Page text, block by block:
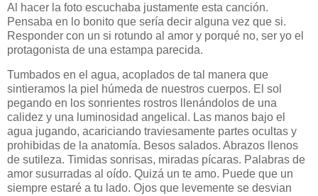
Al hacer la foto escuchaba justamente esta canción.
Pensaba en lo bonito que sería decir alguna vez que si.
Responder con un si rotundo al amor y porqué no, ser yo el
protagonista de una estampa parecida.
Tumbados en el agua, acoplados de tal manera que
sintieramos la piel húmeda de nuestros cuerpos. El sol
pegando en los sonrientes rostros llenándolos de una
calidez y una luminosidad angelical. Las manos bajo el
agua jugando, acariciando traviesamente partes ocultas y
prohibidas de la anatomía. Besos salados. Abrazos llenos
de sutileza. Timidas sonrisas, miradas pícaras. Palabras de
amor susurradas al oído. Quizá un te amo. Puede que un
siempre estaré a tu lado. Ojos que levemente se desvian